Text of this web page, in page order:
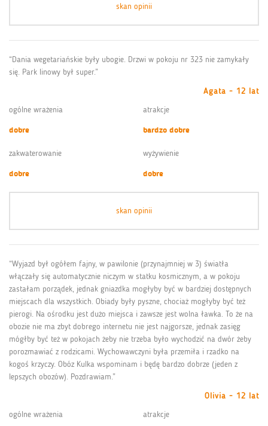
skan opinii
“Dania wegetariańskie były ubogie. Drzwi w pokoju nr 323 nie zamykały
się. Park linowy był super.”
Agata - 12 lat
ogólne wrażenia
dobre
atrakcje
bardzo dobre
zakwaterowanie
dobre
wyżywienie
dobre
skan opinii
“Wyjazd był ogółem fajny, w pawilonie (przynajmniej w 3) światła
włączały się automatycznie niczym w statku kosmicznym, a w pokoju
zastałam porządek, jednak gniazdka mogłyby być w bardziej dostępnych
miejscach dla wszystkich. Obiady były pyszne, chociaż mogłyby być też
pierogi. Na ośrodku jest dużo miejsca i zawsze jest wolna ławka. To że na
obozie nie ma zbyt dobrego internetu nie jest najgorsze, jednak zasięg
mógłby być też w pokojach żeby nie trzeba było wychodzić na dwór żeby
porozmawiać z rodzicami. Wychowawczyni była przemiła i rzadko na
kogoś krzyczy. Obóz Kulka wspominam i będę bardzo dobrze (jeden z
lepszych obozów). Pozdrawiam.”
Olivia - 12 lat
ogólne wrażenia
atrakcje